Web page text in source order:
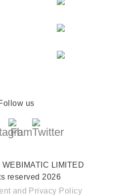
us
LIMITED
reserved 2026
and Privacy Policy